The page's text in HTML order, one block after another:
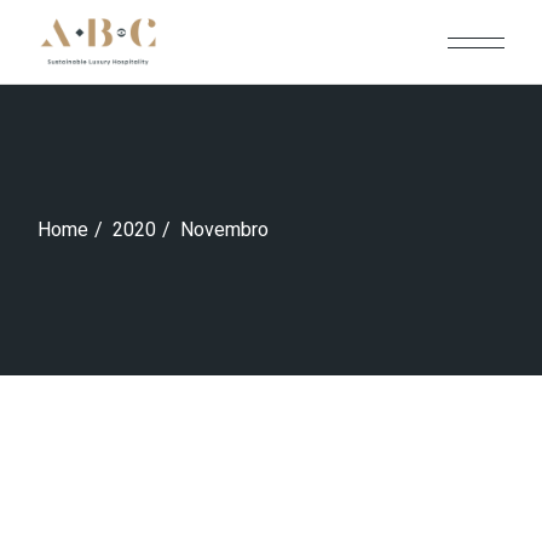
content
Home 2020 Novembro